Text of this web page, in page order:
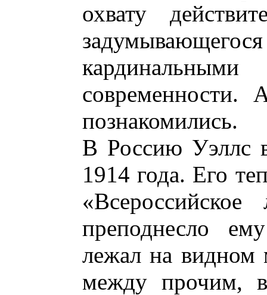
охвату
познакомились.
В Россию Уэллс
1914 года. Его
«Всероссийское
преподнесло
лежал на видном
между прочим,